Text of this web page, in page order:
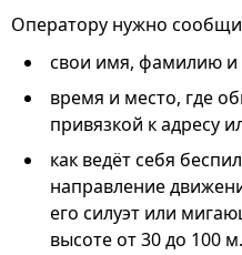
Оператору нужно
свои имя, фамилию и
время и место, где
привязкой к адресу
как ведёт себя
направление
его силуэт или
высоте от 30 до 100 м.